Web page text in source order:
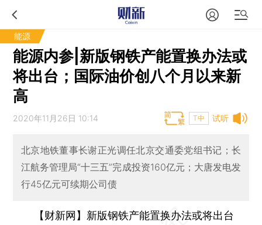
能源
能源内参|新版钢铁产能置换办法或
将出台；国际油价创八个月以来新
高
试听
2020年11月26日 10:14 T中
北京地铁董事长谢正光调任北京交通委党组书记；长
江航务管理局“十三五”完成投资160亿元；大唐发电发
行45亿元可续期公司债
【财新网】新版钢铁产能置换办法或将出台